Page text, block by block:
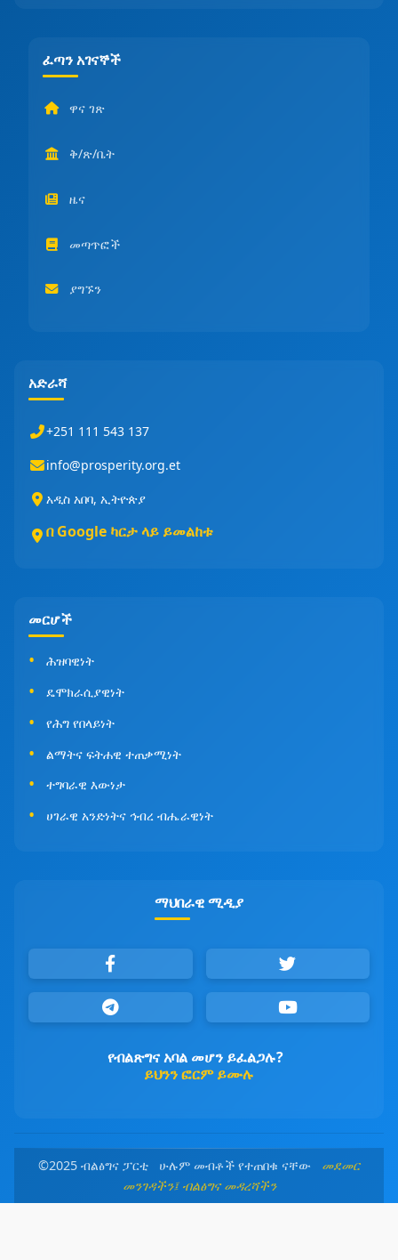
ፈጣን አገናኞች
ዋና ገጽ
ቅ/ጽ/ቤት
ዜና
መጣጥፎች
ያግኙን
አድራሻ
+251 111 543 137
info@prosperity.org.et
አዲስ አበባ, ኢትዮጵያ
በ Google ካርታ ላይ ይመልከቱ
መርሆች
ሕዝባዊነት
ዴሞክራሲያዊነት
የሕግ የበላይነት
ልማትና ፍትሐዊ ተጠቃሚነት
ተግባራዊ እውነታ
ሀገራዊ አንድነትና ኅብረ ብሔራዊነት
ማህበራዊ ሚዲያ
የብልጽግና አባል መሆን ይፈልጋሉ?
ይህንን ፎርም ይሙሉ
©2025 ብልፅግና ፓርቲ ሁሉም መብቶች የተጠበቁ ናቸው መደመር
መንገዳችን፤ ብልፅግና መዳረሻችን